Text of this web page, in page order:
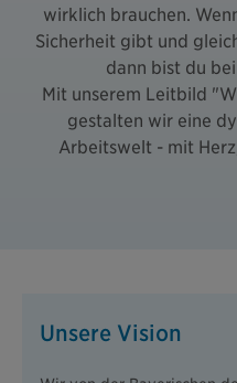
wirklich brauchen.
Sicherheit gibt und
dann bist du
Mit unserem Leitbild
gestalten wir eine
Arbeitswelt - mit
Unsere Vision